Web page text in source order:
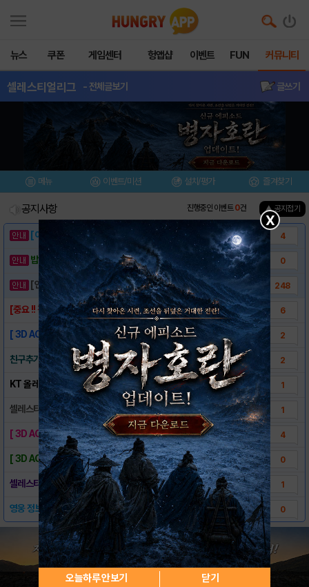
뉴스 쿠폰 게임센터 헝앱샵 이벤트 FUN 커뮤니티
셀레스티얼리그 - 전체글보기 글쓰기
메뉴 이벤트/미션 설치/평가 즐겨찾기
공지사항 진행중인 이벤트0건 ▲ 공지접기
[이벤트] 웃음으로 매일매일 해피! 유머 게시.. 4
밥알이의 헝앱통신 ⑲ “밥알이, 드디어 멀티를.. 0
[안내] 헝그리앱 필수 상식! 밥알 획득 안내.. 248
[중요 !! 경고문 ] 불법 치트프로그램 사용.. 6
[ 3D AOS ]셀레스티얼리그 온라인 티스토.. 2
친구추가 , 결투신청 게시판이 추가되었습니다 .. 2
KT 올레마켓 서버 접속 오류 관련 업데이트 .. 1
셀레스티얼리그 온라인 UI(User Inter.. 1
[ 3D AOS ]셀레스티얼 리그 온라인 CO.. 4
[ 3D AOS ] 셀레스티얼 리그 IOS 오.. 0
셀레스티얼리그 초보자 가이드 및 베스트 유저 .. 1
영웅 정보 및 Tip 0
X
오늘하루 안보기 닫기